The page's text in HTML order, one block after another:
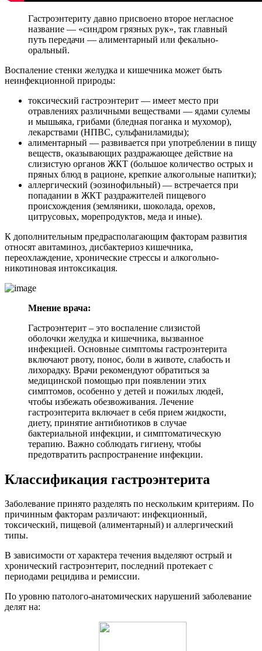
Гастроэнтериту давно присвоено второе негласное
название — «синдром грязных рук», так главный
путь передачи — алиментарный или фекально-
оральный.
Воспаление стенки желудка и кишечника может быть
неинфекционной природы:
токсический гастроэнтерит — имеет место при
отравлениях различными веществами — ядами сулемы
и мышьяка, грибами (бледная поганка и мухомор),
лекарствами (НПВС, сульфаниламиды);
алиментарный — развивается при употреблении в пищу
веществ, оказывающих раздражающее действие на
слизистую органов ЖКТ (большое количество острых и
пряных блюд в рационе, крепкие алкогольные напитки);
аллергический (эозинофильный) — встречается при
попадании в ЖКТ раздражителей пищевого
происхождения (земляники, шоколада, орехов,
цитрусовых, морепродуктов, меда и иные).
К дополнительным предрасполагающим факторам развития
относят авитаминоз, дисбактериоз кишечника,
переохлаждение, хронические стрессы и алкогольно-
никотиновая интоксикация.
Мнение врача:
Гастроэнтерит – это воспаление слизистой
оболочки желудка и кишечника, вызванное
инфекцией. Основные симптомы гастроэнтерита
включают рвоту, понос, боли в животе, слабость и
лихорадку. Врачи рекомендуют обратиться за
медицинской помощью при появлении этих
симптомов, особенно у детей и пожилых людей,
чтобы избежать обезвоживания. Лечение
гастроэнтерита включает в себя прием жидкости,
диету, принятие антибиотиков в случае
бактериальной инфекции, и симптоматическую
терапию. Важно соблюдать гигиену, чтобы
предотвратить распространение инфекции.
Классификация гастроэнтерита
Заболевание принято разделять по нескольким критериям. По
причинным факторам различают: инфекционный,
токсический, пищевой (алиментарный) и аллергический
типы.
В зависимости от характера течения выделяют острый и
хронический гастроэнтерит, последний протекает с
периодами рецидива и ремиссии.
По уровню патолого-анатомических нарушений заболевание
делят на: